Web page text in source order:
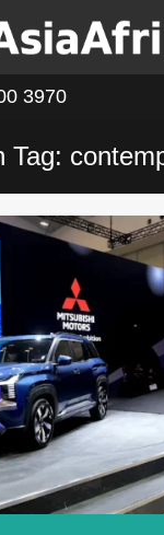
3970
Tag: